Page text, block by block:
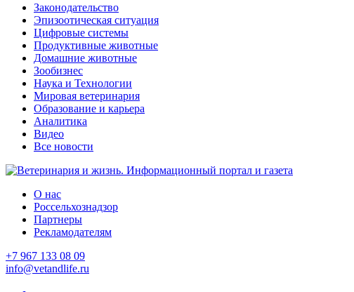
Законодательство
Эпизоотическая ситуация
Цифровые системы
Продуктивные животные
Домашние животные
Зообизнес
Наука и Технологии
Мировая ветеринария
Образование и карьера
Аналитика
Видео
Все новости
О нас
Россельхознадзор
Партнеры
Рекламодателям
+7 967 133 08 09
info@vetandlife.ru